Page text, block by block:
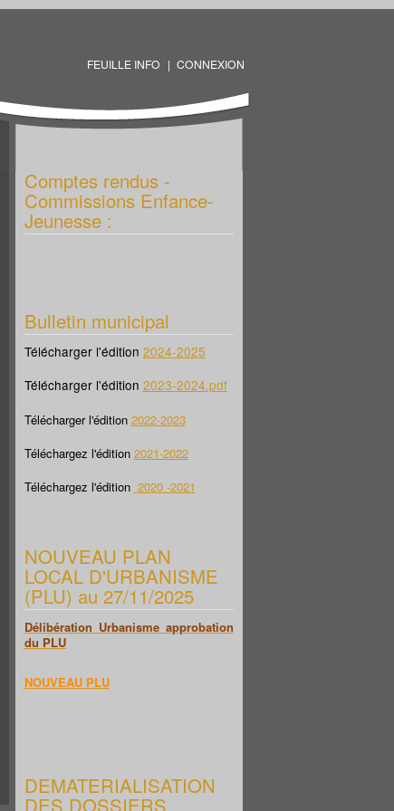
FEUILLE INFO CONNEXION
Comptes rendus -
Commissions Enfance-
Jeunesse :
Bulletin municipal
Télécharger l'édition 2024-2025
Télécharger l'édition 2023-2024.pdf
Télécharger l'édition 2022-2023
Téléchargez l'édition 2021-2022
Téléchargez l'édition 2020 -2021
NOUVEAU PLAN
LOCAL D'URBANISME
(PLU) au 27/11/2025
Délibération Urbanisme approbation
du PLU
NOUVEAU PLU
DEMATERIALISATION
DES DOSSIERS